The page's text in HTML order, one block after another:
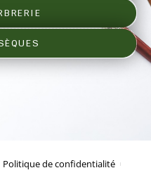
Politique de confidentialité